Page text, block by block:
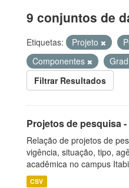
9 conjuntos de
Etiquetas: Projeto
Componentes
Filtrar Resultados
Projetos de pesquisa
Relação de projetos de
vigência, situação, tipo,
acadêmica no campus
CSV